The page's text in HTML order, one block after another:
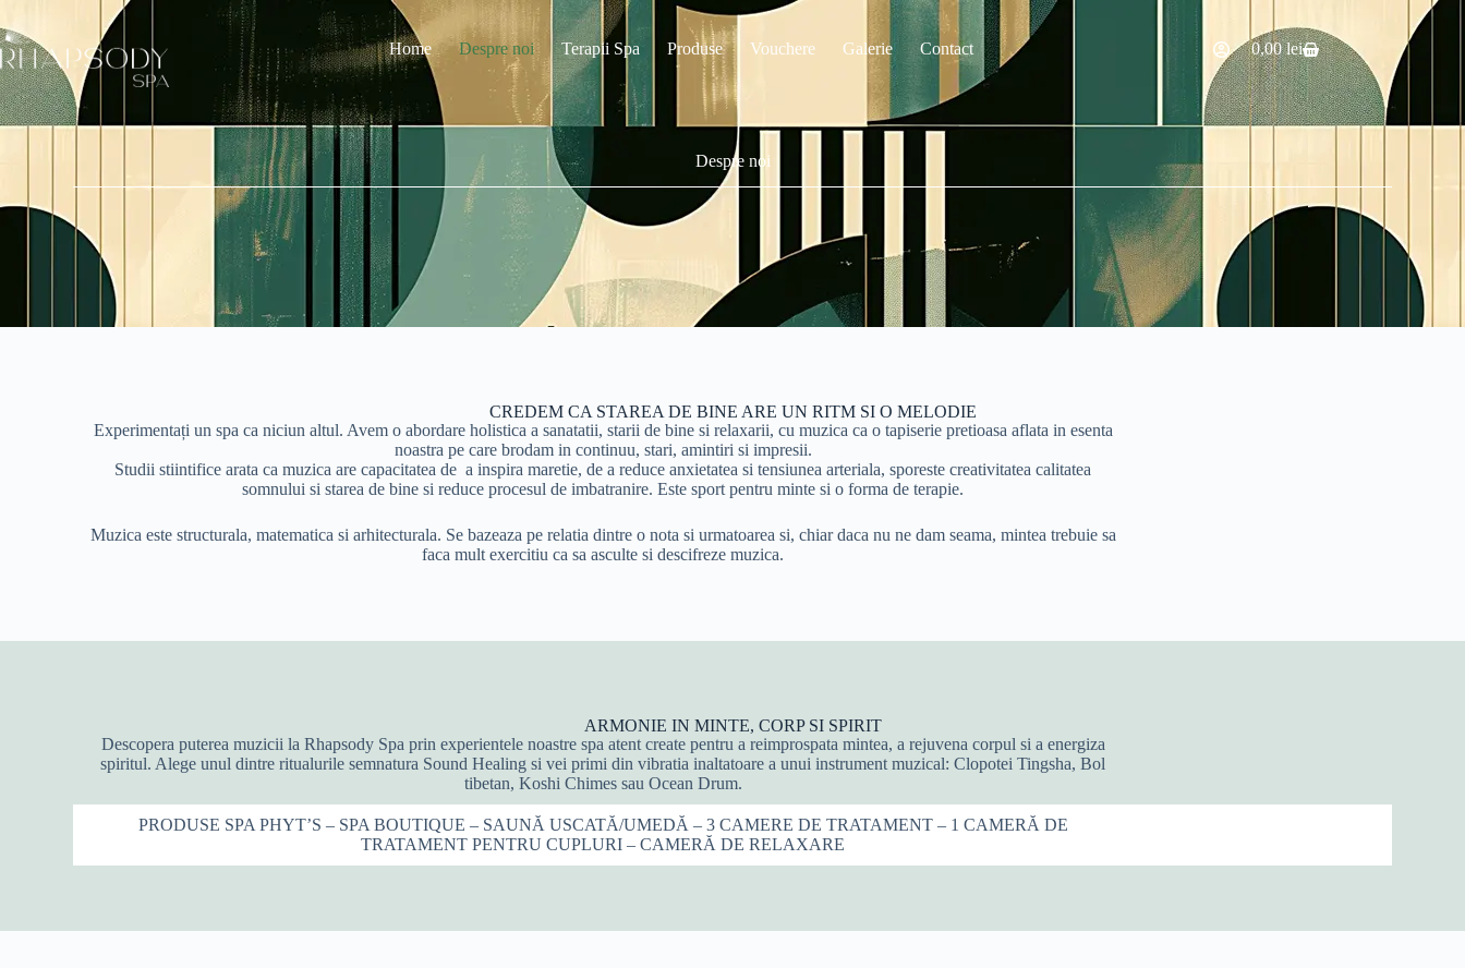
Home Despre noi Terapii Spa Produse Vouchere Galerie Contact 0,00lei
Despre noi
CREDEM CA STAREA DE BINE ARE UN RITM SI O MELODIE
Experimentați un spa ca niciun altul. Avem o abordare holistica a sanatatii, starii de bine si relaxarii, cu muzica ca o tapiserie pretioasa aflata in esenta
noastra pe care brodam in continuu, stari, amintiri si impresii.
Studii stiintifice arata ca muzica are capacitatea de a inspira maretie, de a reduce anxietatea si tensiunea arteriala, sporeste creativitatea calitatea
somnului si starea de bine si reduce procesul de imbatranire. Este sport pentru minte si o forma de terapie.
Muzica este structurala, matematica si arhitecturala. Se bazeaza pe relatia dintre o nota si urmatoarea si, chiar daca nu ne dam seama, mintea trebuie sa
faca mult exercitiu ca sa asculte si descifreze muzica.
ARMONIE IN MINTE, CORP SI SPIRIT
Descopera puterea muzicii la Rhapsody Spa prin experientele noastre spa atent create pentru a reimprospata mintea, a rejuvena corpul si a energiza
spiritul. Alege unul dintre ritualurile semnatura Sound Healing si vei primi din vibratia inaltatoare a unui instrument muzical: Clopotei Tingsha, Bol
tibetan, Koshi Chimes sau Ocean Drum.
PRODUSE SPA PHYT’S – SPA BOUTIQUE – SAUNĂ USCATĂ/UMEDĂ – 3 CAMERE DE TRATAMENT – 1 CAMERĂ DE
TRATAMENT PENTRU CUPLURI – CAMERĂ DE RELAXARE